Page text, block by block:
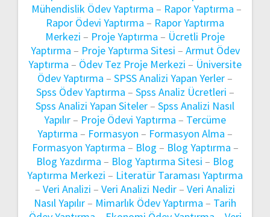
Mühendislik Ödev Yaptırma – Rapor Yaptırma –
Rapor Ödevi Yaptırma – Rapor Yaptırma
Merkezi – Proje Yaptırma – Ücretli Proje
Yaptırma – Proje Yaptırma Sitesi – Armut Ödev
Yaptırma – Ödev Tez Proje Merkezi – Üniversite
Ödev Yaptırma – SPSS Analizi Yapan Yerler–
Spss Ödev Yaptırma – Spss Analiz Ücretleri –
Spss Analizi Yapan Siteler– Spss Analizi Nasıl
Yapılır– Proje Ödevi Yaptırma – Tercüme
Yaptırma – Formasyon – Formasyon Alma –
Formasyon Yaptırma – Blog – Blog Yaptırma –
Blog Yazdırma – Blog Yaptırma Sitesi – Blog
Yaptırma Merkezi – Literatür Taraması Yaptırma
– Veri Analizi – Veri Analizi Nedir– Veri Analizi
Nasıl Yapılır– Mimarlık Ödev Yaptırma – Tarih